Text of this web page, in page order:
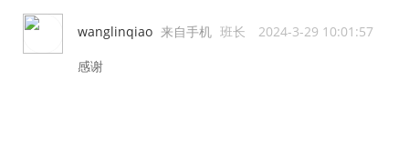
wanglinqiao 来自手机 班长 2024-3-29 10:01:57
感谢